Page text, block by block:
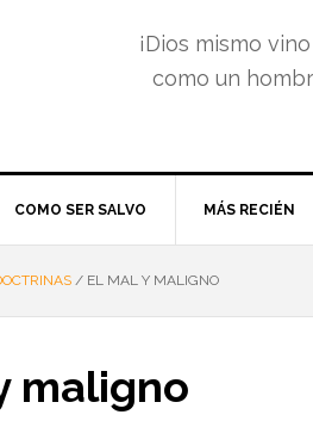
¡Dios mismo
como un
COMO SER SALVO MÁS RECIÉN
/ EL MAL Y MALIGNO
maligno